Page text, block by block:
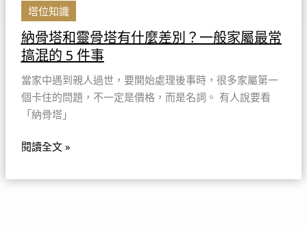
塔位知識
納骨塔和靈骨塔有什麼差別？一般家屬最常
搞混的 5 件事
當家中遇到親人過世，要開始處理後事時，很多家屬第一
個卡住的問題，不一定是價格，而是名詞。 有人說要看
「納骨塔」
般
家
屬
最
常
搞
混
5
事
閱讀全文 »